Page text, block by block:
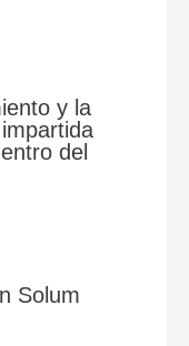
y la
del
Solum